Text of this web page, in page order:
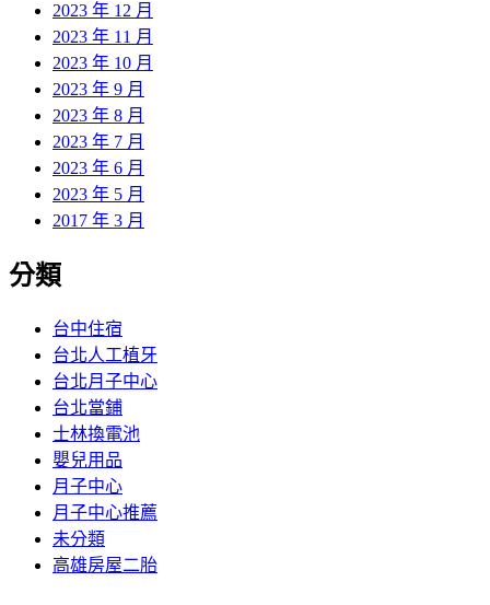
2023 年 12 月
2023 年 11 月
2023 年 10 月
2023 年 9 月
2023 年 8 月
2023 年 7 月
2023 年 6 月
2023 年 5 月
2017 年 3 月
分類
台中住宿
台北人工植牙
台北月子中心
台北當鋪
士林換電池
嬰兒用品
月子中心
月子中心推薦
未分類
高雄房屋二胎